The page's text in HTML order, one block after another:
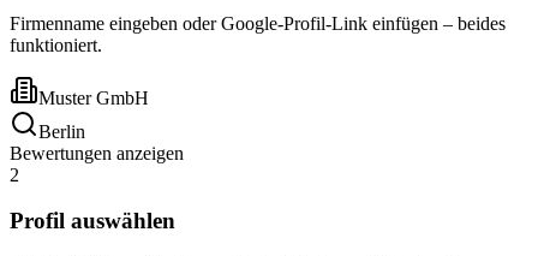
Firmenname eingeben oder Google-Profil-Link einfügen – beides
funktioniert.
Muster GmbH
Berlin
Bewertungen anzeigen
2
Profil auswählen